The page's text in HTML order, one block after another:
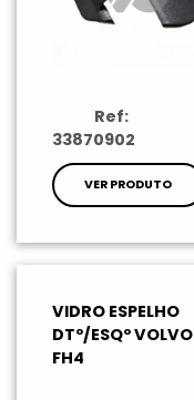
Ref:
33870902
VER PRODUTO
VIDRO ESPELHO
DTº/ESQº VOLVO
FH4